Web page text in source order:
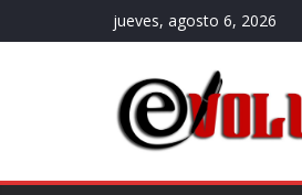
al
jueves, agosto 6, 2026